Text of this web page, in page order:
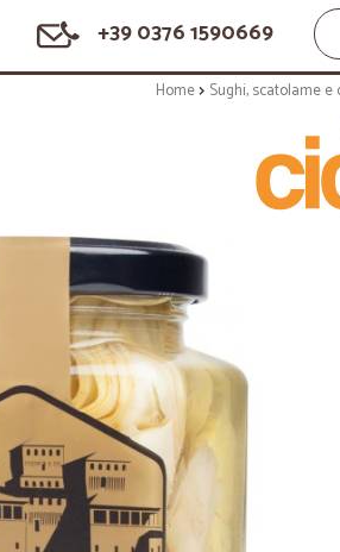
+39 0376 1590669
Home